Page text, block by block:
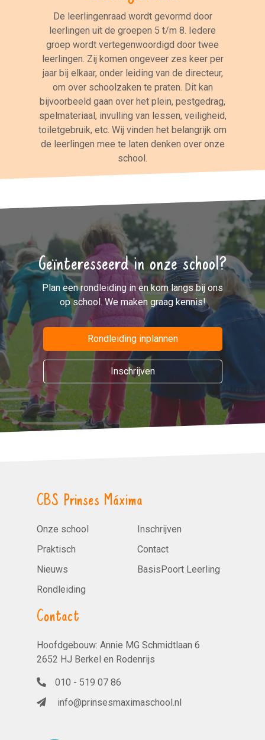
De leerlingenraad wordt gevormd door
leerlingen uit de groepen 5 t/m 8. Iedere
groep wordt vertegenwoordigd door twee
leerlingen. Zij komen ongeveer zes keer per
jaar bij elkaar, onder leiding van de directeur,
om over schoolzaken te praten. Dit kan
bijvoorbeeld gaan over het plein, pestgedrag,
spelmateriaal, invulling van lessen, veiligheid,
toiletgebruik, etc. Wij vinden het belangrijk om
de leerlingen mee te laten denken over onze
school.
Geïnteresseerd in onze school?
Plan een rondleiding in en kom langs bij ons
op school. We maken graag kennis!
Rondleiding inplannen
Inschrijven
CBS Prinses Máxima
Onze school
Praktisch
Nieuws
Rondleiding
Inschrijven
Contact
BasisPoort Leerling
Contact
Hoofdgebouw: Annie MG Schmidtlaan 6
2652 HJ Berkel en Rodenrijs
010 - 519 07 86
info@prinsesmaximaschool.nl